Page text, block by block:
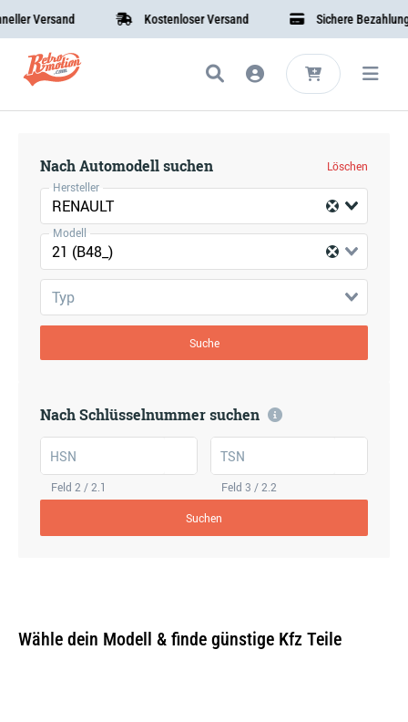
Versand Kostenloser Versand Sichere Bezahlung
Nach Automodell suchen
Löschen
Hersteller
RENAULT
Modell
21 (B48_)
Typ
Suche
Nach Schlüsselnummer suchen
HSN
Feld 2 / 2.1
TSN
Feld 3 / 2.2
Suchen
Wähle dein Modell & finde günstige Kfz Teile